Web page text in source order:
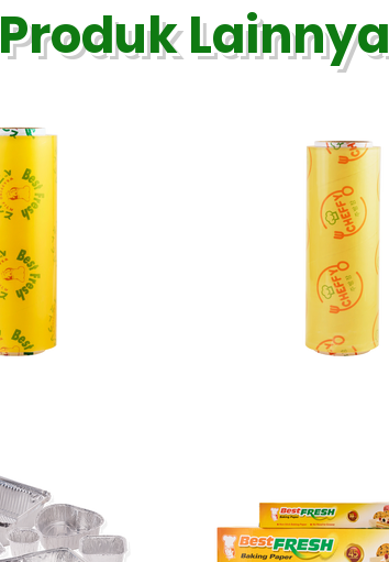
Produk Lainnya